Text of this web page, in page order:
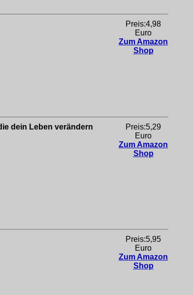
Preis:4,98
Euro
Zum Amazon
Shop
dein Leben verändern
Preis:5,29
Euro
Zum Amazon
Shop
Preis:5,95
Euro
Zum Amazon
Shop